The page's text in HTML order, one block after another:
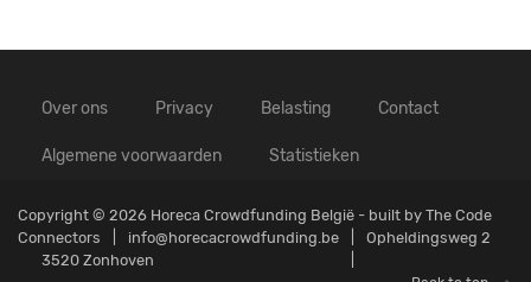
Over ons Privacy Belasting Contact
Algemene voorwaarden Statistieken
Copyright © 2026 Horeca Crowdfunding België - built by The Code
Connectors
info@horecacrowdfunding.be
Opheldingsweg 2
3520 Zonhoven